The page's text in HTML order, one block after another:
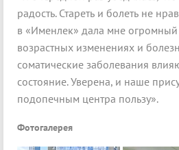
радость. Стареть и болеть не
в «Именлек» дала мне огромный
возрастных изменениях и
соматические заболевания
состояние. Уверена, и наше
подопечным центра пользу».
Фотогалерея